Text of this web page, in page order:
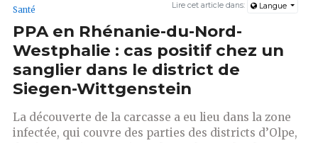
Lire cet article dans: Langue
Santé
PPA en Rhénanie-du-Nord-
Westphalie : cas positif chez un
sanglier dans le district de
Siegen-Wittgenstein
La découverte de la carcasse a eu lieu dans la zone
infectée, qui couvre des parties des districts d’Olpe,